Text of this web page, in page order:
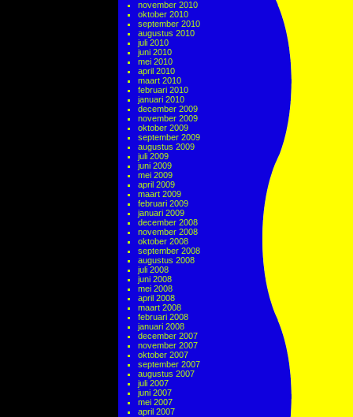
november 2010
oktober 2010
september 2010
augustus 2010
juli 2010
juni 2010
mei 2010
april 2010
maart 2010
februari 2010
januari 2010
december 2009
november 2009
oktober 2009
september 2009
augustus 2009
juli 2009
juni 2009
mei 2009
april 2009
maart 2009
februari 2009
januari 2009
december 2008
november 2008
oktober 2008
september 2008
augustus 2008
juli 2008
juni 2008
mei 2008
april 2008
maart 2008
februari 2008
januari 2008
december 2007
november 2007
oktober 2007
september 2007
augustus 2007
juli 2007
juni 2007
mei 2007
april 2007